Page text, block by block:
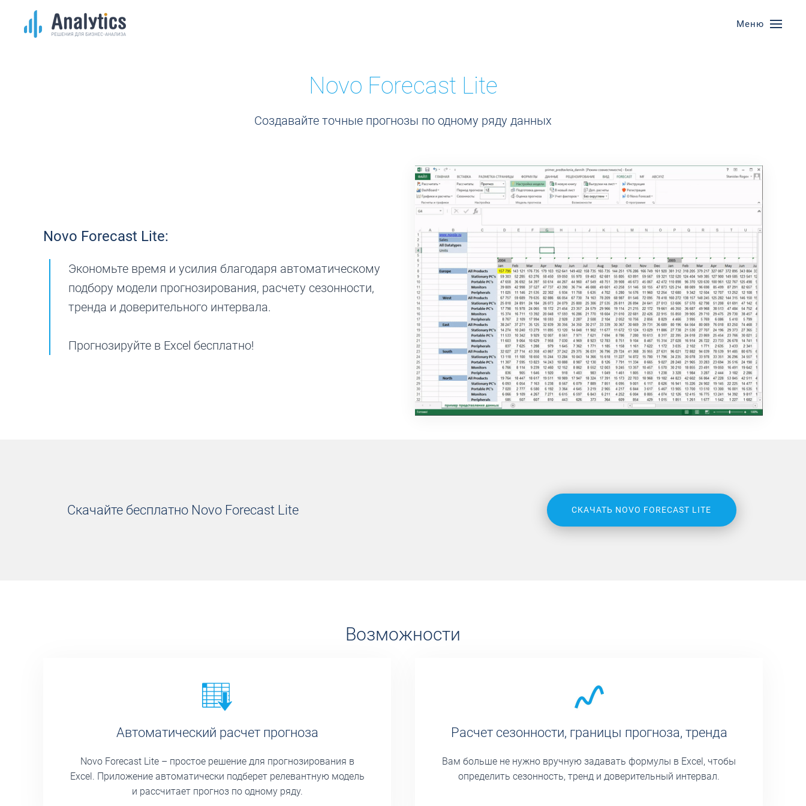
Меню
Novo Forecast Lite
Создавайте точные прогнозы по одному ряду данных
Novo Forecast Lite:
Экономьте время и усилия благодаря автоматическому
подбору модели прогнозирования, расчету сезонности,
тренда и доверительного интервала.
Прогнозируйте в Excel бесплатно!
Скачайте бесплатно Novo Forecast Lite СКАЧАТЬ NOVO FORECAST LITE
Возможности
Автоматический расчет прогноза
Novo Forecast Lite – простое решение для прогнозирования в
Excel. Приложение автоматически подберет релевантную модель
и рассчитает прогноз по одному ряду.
Расчет сезонности, границы прогноза, тренда
Вам больше не нужно вручную задавать формулы в Excel, чтобы
определить сезонность, тренд и доверительный интервал.